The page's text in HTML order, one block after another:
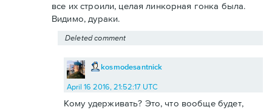
все их строили, целая линкорная гонка была.
Видимо, дураки.
Deleted comment
kosmodesantnick
April 16 2016, 21:52:17 UTC
Кому удерживать? Это, что вообще будет,